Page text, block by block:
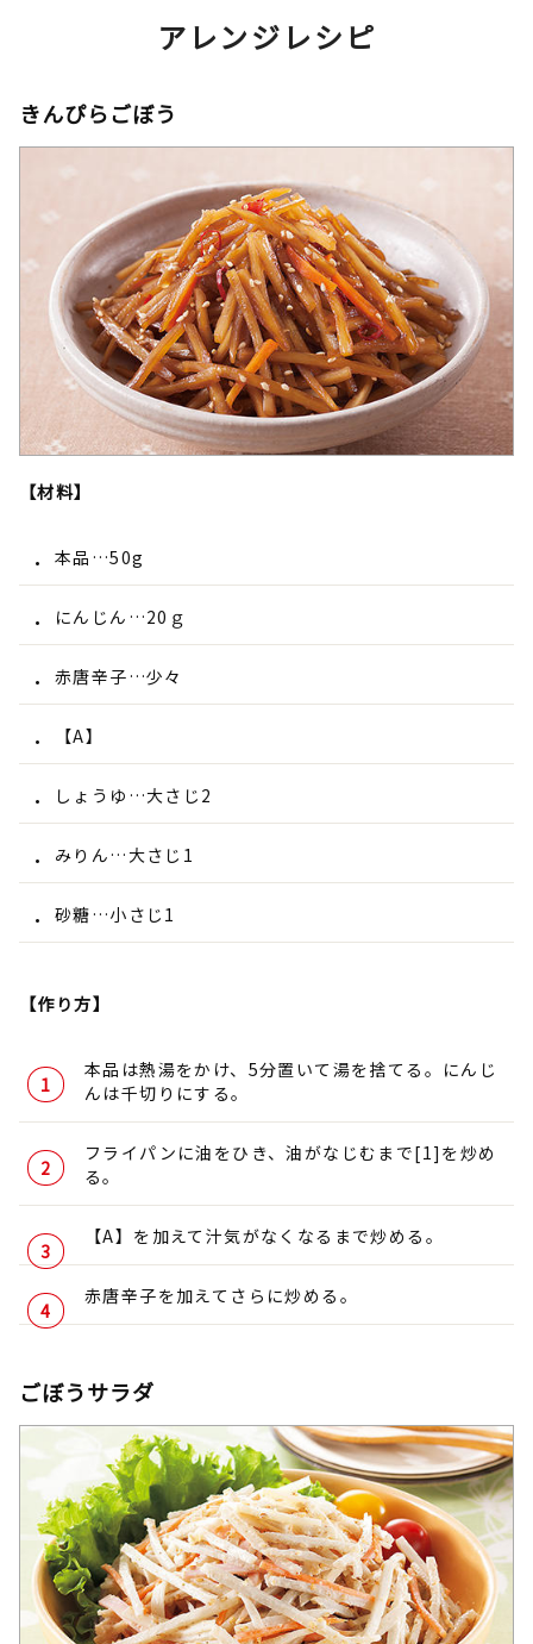
アレンジレシピ
きんぴらごぼう
【材料】
本品…50g
にんじん…20ｇ
赤唐辛子…少々
【A】
しょうゆ…大さじ2
みりん…大さじ1
砂糖…小さじ1
【作り方】
本品は熱湯をかけ、5分置いて湯を捨てる。にんじ
んは千切りにする。
フライパンに油をひき、油がなじむまで[1]を炒め
る。
【A】を加えて汁気がなくなるまで炒める。
赤唐辛子を加えてさらに炒める。
ごぼうサラダ